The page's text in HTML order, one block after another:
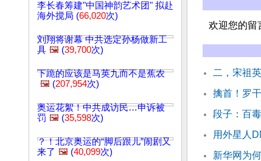
李长春筹建"中国神韵艺术团" 拟赴
海外搅局 (66,020次)
刘翔将谢幕 中共选定孙杨做新工
具 🖼️ (39,700次)
下跪的应该是马英九而不是蕉农
🖼️ (207,954次)
奥运花絮！中共成访民…申诉被
罚 🖼️ (35,598次)
？！北京奥运的“脚后跟儿”闹剧又
来了 🖼️ (40,099次)
欢迎您的留
二，宋祖
擒首！罗
段子：百
用外星人
新华网为